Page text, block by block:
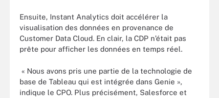
Ensuite, Instant Analytics doit accélérer la
visualisation des données en provenance de
Customer Data Cloud. En clair, la CDP n’était pas
prête pour afficher les données en temps réel.
« Nous avons pris une partie de la technologie de
base de Tableau qui est intégrée dans Genie »,
indique le CPO. Plus précisément, Salesforce et